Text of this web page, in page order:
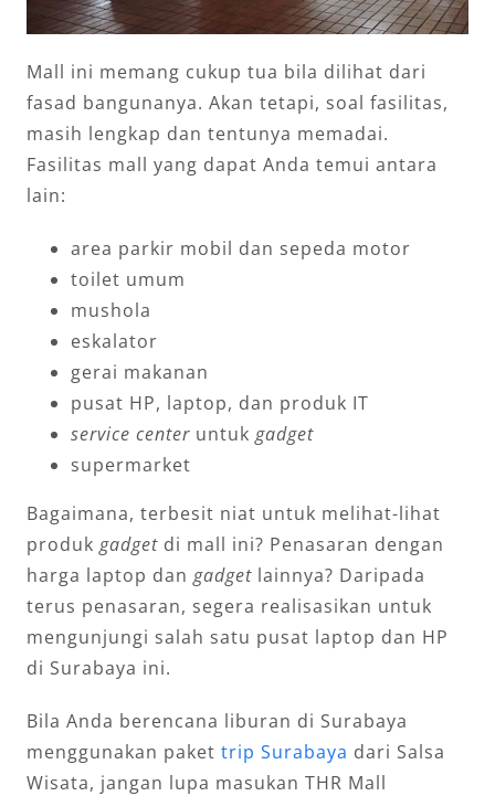
Mall ini memang cukup tua bila dilihat dari
fasad bangunanya. Akan tetapi, soal fasilitas,
masih lengkap dan tentunya memadai.
Fasilitas mall yang dapat Anda temui antara
lain:
area parkir mobil dan sepeda motor
toilet umum
mushola
eskalator
gerai makanan
pusat HP, laptop, dan produk IT
service centeruntuk gadget
supermarket
Bagaimana, terbesit niat untuk melihat-lihat
produk gadgetdi mall ini? Penasaran dengan
harga laptop dan gadgetlainnya? Daripada
terus penasaran, segera realisasikan untuk
mengunjungi salah satu pusat laptop dan HP
di Surabaya ini.
Bila Anda berencana liburan di Surabaya
menggunakan paket trip Surabaya dari Salsa
Wisata, jangan lupa masukan THR Mall